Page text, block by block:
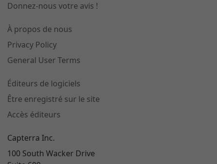
Donnez-nous votre avis !
À propos de nous
Privacy Policy
General User Terms
Éditeurs de logiciels
Être enregistré sur le site
Accès éditeurs
Capterra Inc.
100 South Wacker Drive